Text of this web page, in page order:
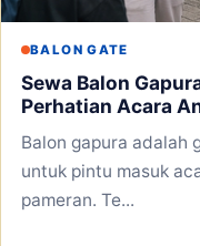
BALON GATE
Sewa Balon
Perhatian Acara
Balon gapura adalah
untuk pintu masuk
pameran. Te...